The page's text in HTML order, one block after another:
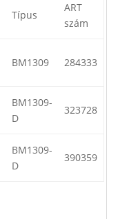
Típus
ART
szám
BM1309 284333
BM1309-
D
323728
BM1309-
D
390359